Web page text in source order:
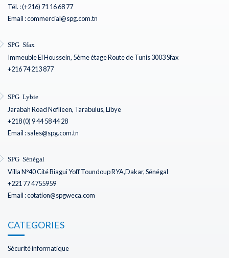
Tél. : (+216) 71 16 68 77
Email : commercial@spg.com.tn
SPG Sfax
Immeuble El Houssein, 5ème étage Route de Tunis 3003 Sfax
+216 74 213 877
SPG Lybie
Jarabah Road Noflieen, Tarabulus, Libye
+218 (0) 9 44 58 44 28
Email : sales@spg.com.tn
SPG Sénégal
Villa N°40 Cité Biagui Yoff Toundoup RYA,Dakar, Sénégal
+221 77 4755959
Email : cotation@spgweca.com
CATEGORIES
Sécurité informatique